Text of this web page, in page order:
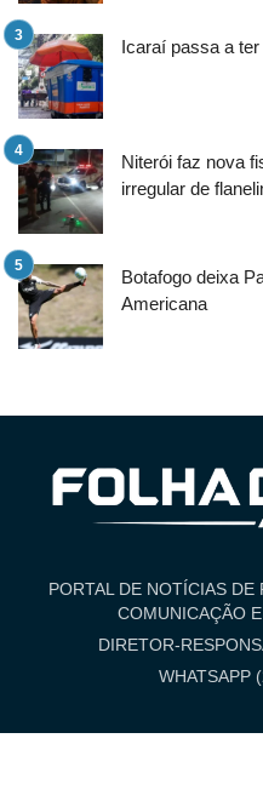
Icaraí passa a
Niterói faz nova
irregular de
Botafogo deixa
Americana
PORTAL DE NOTÍCIAS DE
COMUNICAÇÃO
DIRETOR-
WHATSAPP